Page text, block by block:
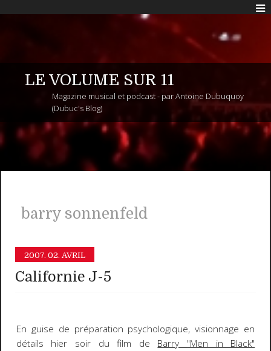
LE VOLUME SUR 11
Magazine musical et podcast - par Antoine Dubuquoy
(Dubuc's Blog)
barry sonnenfeld
2007. 02. AVRIL
Californie J-5
En guise de préparation psychologique, visionnage en
détails hier soir du film de Barry "Men in Black"